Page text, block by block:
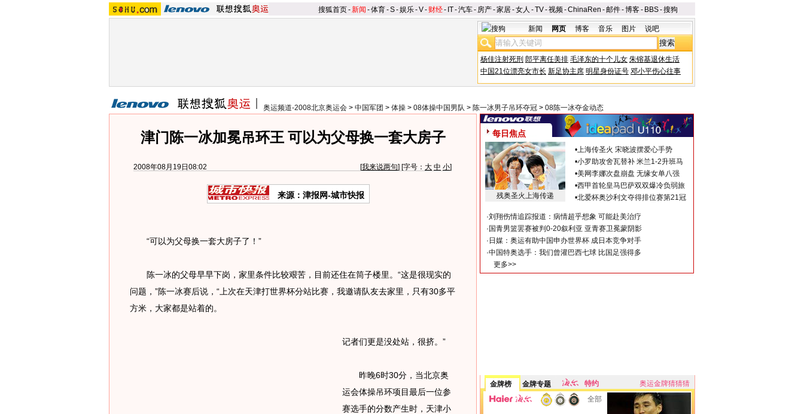
搜狐首页-新闻 -体育-S-娱乐-V- 财经- IT-汽车- 房产-家居-女人 -TV-视频-ChinaRen -邮件-博客- BBS-搜狗
新闻 网页 博客 音乐 图片 说吧
杨佳注射死刑 郎平离任美排 毛泽东的十个儿女 朱镕基退休生活
中国21位漂亮女市长 新足协主席 明星身份证号 邓小平伤心往事
奥运频道-2008北京奥运会 > 中国军团 > 体操 > 08体操中国男队 > 陈一冰男子吊环夺冠 > 08陈一冰夺金动态
津门陈一冰加冕吊环王 可以为父母换一套大房子
2008年08月19日08:02 [我来说两句] [字号： 大 中 小]
来源：津报网-城市快报
“可以为父母换一套大房子了！”
陈一冰的父母早早下岗，家里条件比较艰苦，目前还住在筒子楼里。“这是很现实的
问题，”陈一冰赛后说，“上次在天津打世界杯分站比赛，我邀请队友去家里，只有30多平
方米，大家都是站着的。
记者们更是没处站，很挤。”
昨晚6时30分，当北京奥
运会体操吊环项目最后一位参
赛选手的分数产生时，天津小
每日焦点
残奥圣火上海传递
•上海传圣火 宋晓波摆爱心手势
•小罗助攻舍瓦替补 米兰1-2升班马
•美网李娜次盘崩盘 无缘女单八强
•西甲首轮皇马巴萨双双爆冷负弱旅
•北爱杯奥沙利文夺得排位赛第21冠
·刘翔伤情追踪报道：病情超乎想象 可能赴美治疗
· 国青男篮罢赛被判0-20叙利亚 亚青赛卫冕蒙阴影
· 日媒：奥运有助中国申办世界杯 成日本竞争对手
·中国特奥选手：我们曾灌巴西七球 比国足强得多
更多>>
金牌榜 金牌专题 特约
奥运金牌猜猜猜
全部